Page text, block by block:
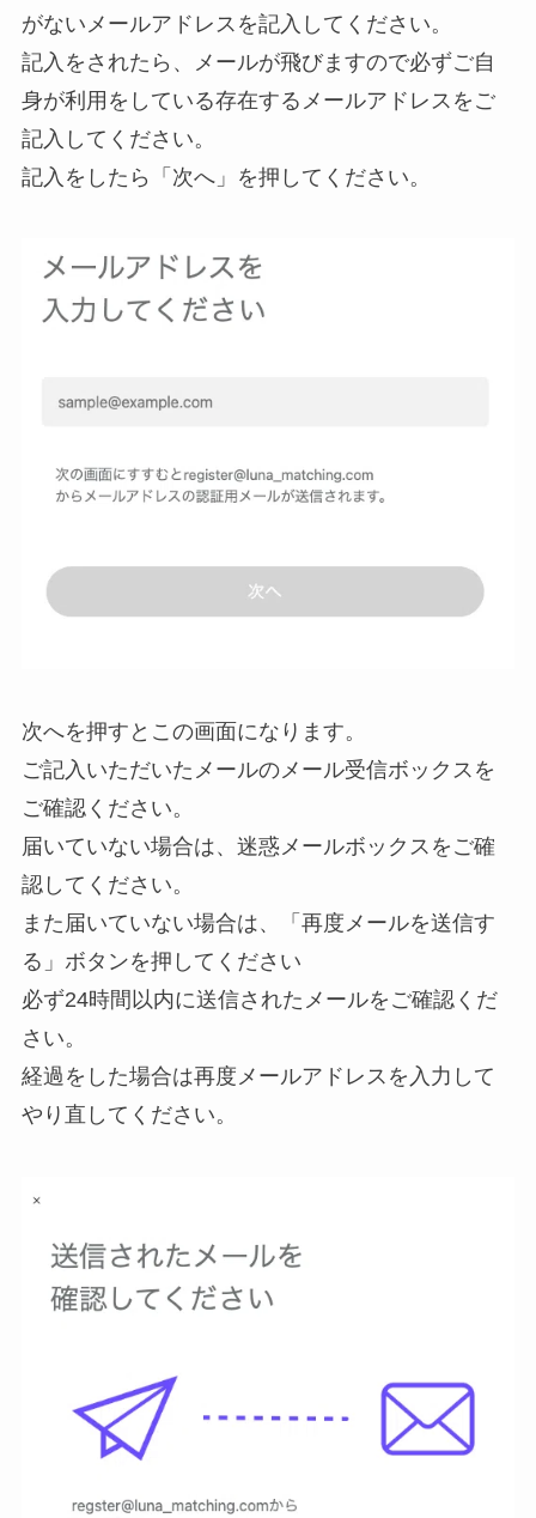
がないメールアドレスを記入してください。
記入をされたら、メールが飛びますので必ずご自
身が利用をしている存在するメールアドレスをご
記入してください。
記入をしたら「次へ」を押してください。
次へを押すとこの画面になります。
ご記入いただいたメールのメール受信ボックスを
ご確認ください。
届いていない場合は、迷惑メールボックスをご確
認してください。
また届いていない場合は、「再度メールを送信す
る」ボタンを押してください
必ず24時間以内に送信されたメールをご確認くだ
さい。
経過をした場合は再度メールアドレスを入力して
やり直してください。